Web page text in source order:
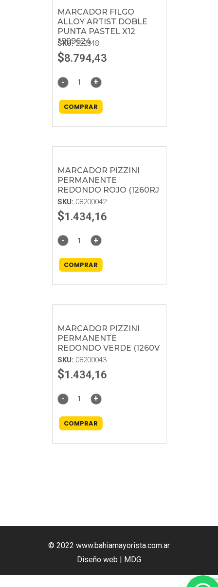
MARCADOR FILGO
ALLOY ARTIST DOBLE
PUNTA PASTEL X12
*999624
SKU:222848
$8.794,43
- +
COMPRAR
MARCADOR PIZZINI
PERMANENTE
REDONDO ROJO (1260RJ
SKU: 08200042
$1.434,16
- +
COMPRAR
MARCADOR PIZZINI
PERMANENTE
REDONDO VERDE (1260V
SKU: 08200043
$1.434,16
- +
COMPRAR
© 2022 www.bahiamayorista.com.ar
Diseño web | MDG